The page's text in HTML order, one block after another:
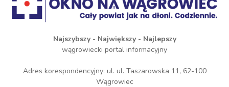
Najszybszy - Największy - Najlepszy
wągrowiecki portal informacyjny
Adres korespondencyjny: ul. ul. Taszarowska 11, 62-100
Wągrowiec